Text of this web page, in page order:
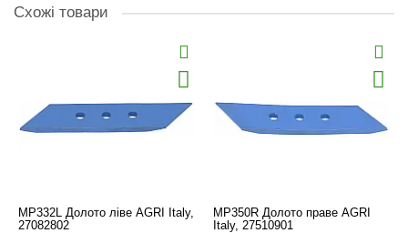
Схожі товари
MP332L Долото ліве AGRI Italy,
27082802
MP350R Долото праве AGRI
Italy, 27510901